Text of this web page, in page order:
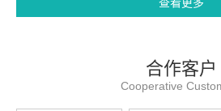
合作客户
Cooperative